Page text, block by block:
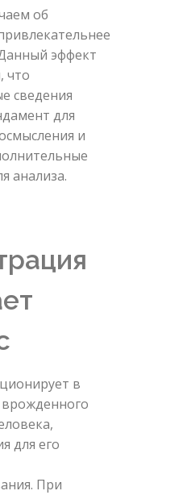
об
эффект
что
сведения
для
и
анализа.
в
врожденного
для его
При